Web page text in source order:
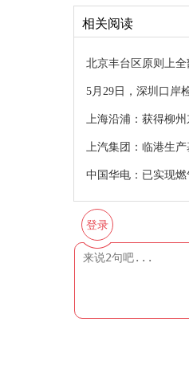
相关阅读
北京丰台区原则上
5月29日，深圳口岸
上海沿浦：获得柳州
上汽集团：临港生
中国华电：已实现
登录